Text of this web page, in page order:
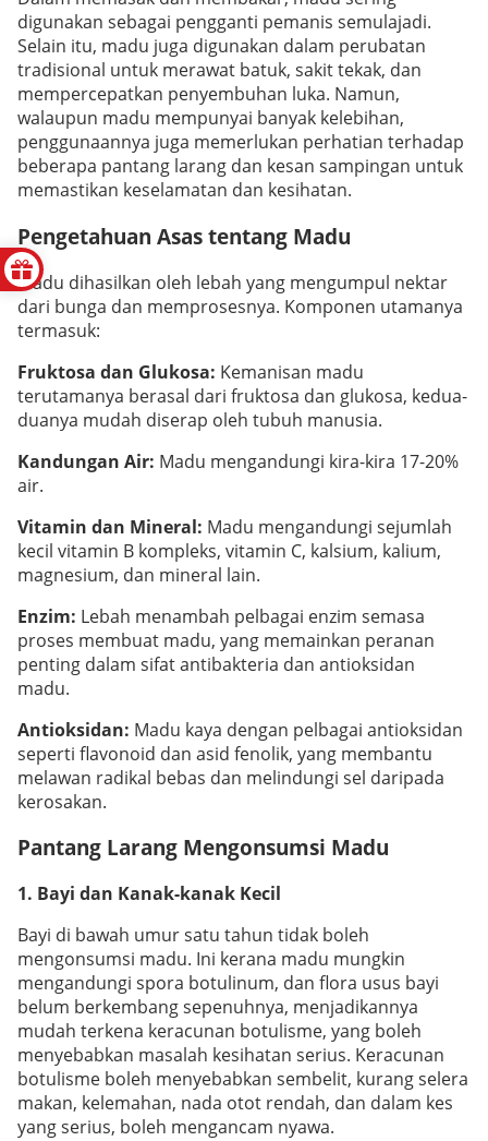
digunakan sebagai pengganti pemanis semulajadi.
Selain itu, madu juga digunakan dalam perubatan
tradisional untuk merawat batuk, sakit tekak, dan
mempercepatkan penyembuhan luka. Namun,
walaupun madu mempunyai banyak kelebihan,
penggunaannya juga memerlukan perhatian terhadap
beberapa pantang larang dan kesan sampingan untuk
memastikan keselamatan dan kesihatan.
Pengetahuan Asas tentang Madu
Madu dihasilkan oleh lebah yang mengumpul nektar
dari bunga dan memprosesnya. Komponen utamanya
termasuk:
Fruktosa dan Glukosa: Kemanisan madu
terutamanya berasal dari fruktosa dan glukosa, kedua-
duanya mudah diserap oleh tubuh manusia.
Kandungan Air: Madu mengandungi kira-kira 17-20%
air.
Vitamin dan Mineral: Madu mengandungi sejumlah
kecil vitamin B kompleks, vitamin C, kalsium, kalium,
magnesium, dan mineral lain.
Enzim: Lebah menambah pelbagai enzim semasa
proses membuat madu, yang memainkan peranan
penting dalam sifat antibakteria dan antioksidan
madu.
Antioksidan: Madu kaya dengan pelbagai antioksidan
seperti flavonoid dan asid fenolik, yang membantu
melawan radikal bebas dan melindungi sel daripada
kerosakan.
Pantang Larang Mengonsumsi Madu
1. Bayi dan Kanak-kanak Kecil
Bayi di bawah umur satu tahun tidak boleh
mengonsumsi madu. Ini kerana madu mungkin
mengandungi spora botulinum, dan flora usus bayi
belum berkembang sepenuhnya, menjadikannya
mudah terkena keracunan botulisme, yang boleh
menyebabkan masalah kesihatan serius. Keracunan
botulisme boleh menyebabkan sembelit, kurang selera
makan, kelemahan, nada otot rendah, dan dalam kes
yang serius, boleh mengancam nyawa.